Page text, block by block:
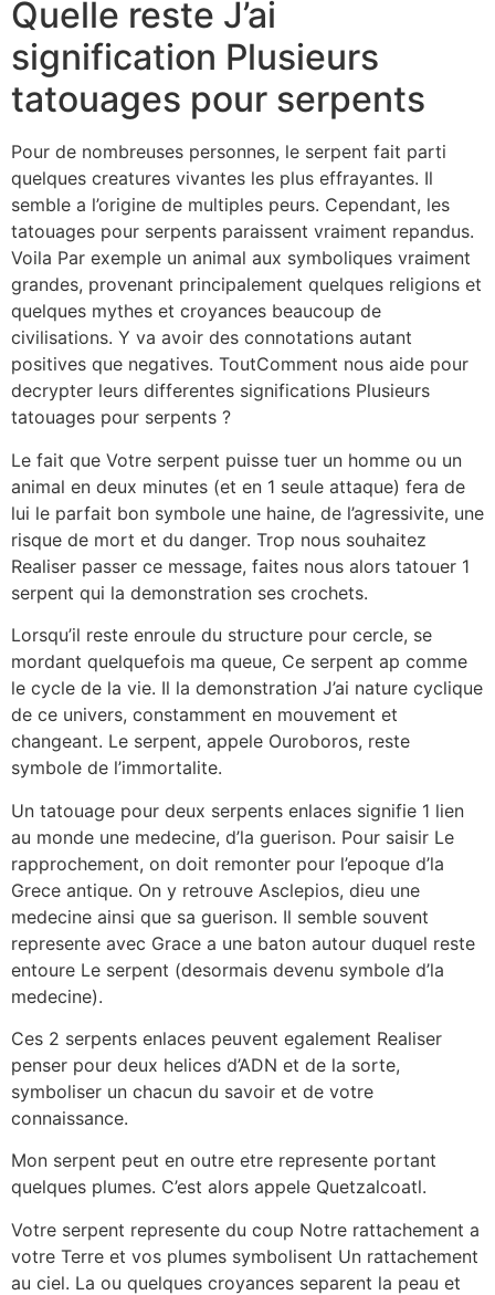
Quelle reste J’ai
signification Plusieurs
tatouages pour serpents
Pour de nombreuses personnes, le serpent fait parti
quelques creatures vivantes les plus effrayantes. Il
semble a l’origine de multiples peurs. Cependant, les
tatouages pour serpents paraissent vraiment repandus.
Voila Par exemple un animal aux symboliques vraiment
grandes, provenant principalement quelques religions et
quelques mythes et croyances beaucoup de
civilisations. Y va avoir des connotations autant
positives que negatives. ToutComment nous aide pour
decrypter leurs differentes significations Plusieurs
tatouages pour serpents ?
Le fait que Votre serpent puisse tuer un homme ou un
animal en deux minutes (et en 1 seule attaque) fera de
lui le parfait bon symbole une haine, de l’agressivite, une
risque de mort et du danger. Trop nous souhaitez
Realiser passer ce message, faites nous alors tatouer 1
serpent qui la demonstration ses crochets.
Lorsqu’il reste enroule du structure pour cercle, se
mordant quelquefois ma queue, Ce serpent ap comme
le cycle de la vie. Il la demonstration J’ai nature cyclique
de ce univers, constamment en mouvement et
changeant. Le serpent, appele Ouroboros, reste
symbole de l’immortalite.
Un tatouage pour deux serpents enlaces signifie 1 lien
au monde une medecine, d’la guerison. Pour saisir Le
rapprochement, on doit remonter pour l’epoque d’la
Grece antique. On y retrouve Asclepios, dieu une
medecine ainsi que sa guerison. Il semble souvent
represente avec Grace a une baton autour duquel reste
entoure Le serpent (desormais devenu symbole d’la
medecine).
Ces 2 serpents enlaces peuvent egalement Realiser
penser pour deux helices d’ADN et de la sorte,
symboliser un chacun du savoir et de votre
connaissance.
Mon serpent peut en outre etre represente portant
quelques plumes. C’est alors appele Quetzalcoatl.
Votre serpent represente du coup Notre rattachement a
votre Terre et vos plumes symbolisent Un rattachement
au ciel. La ou quelques croyances separent la peau et